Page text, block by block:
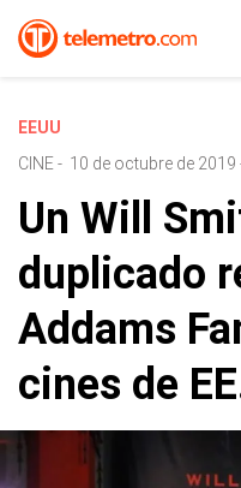
EEUU
CINE- 10 de octubre de 2019
Un Will
duplicado
Addams
cines de